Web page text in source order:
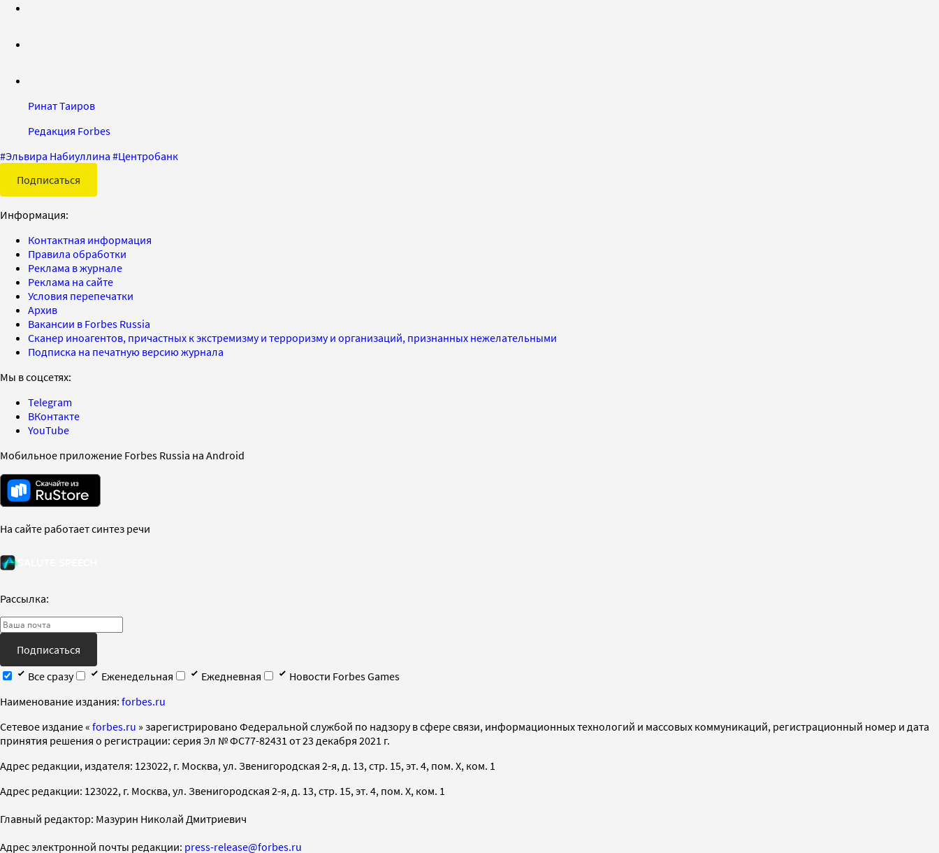
Ринат Таиров
Редакция Forbes
#Эльвира Набиуллина #Центробанк
Подписаться
Информация:
Контактная информация
Правила обработки
Реклама в журнале
Реклама на сайте
Условия перепечатки
Архив
Вакансии в Forbes Russia
Сканер иноагентов, причастных к экстремизму и терроризму и организаций, признанных нежелательными
Подписка на печатную версию журнала
Мы в соцсетях:
Telegram
ВКонтакте
YouTube
Мобильное приложение Forbes Russia на Android
На сайте работает синтез речи
Рассылка:
Подписаться
Все сразу
Еженедельная Ежедневная
Новости Forbes Games
Наименование издания: forbes.ru
Cетевое издание « forbes.ru » зарегистрировано Федеральной службой по надзору в сфере связи, информационных технологий и массовых коммуникаций, регистрационный номер и дата
принятия решения о регистрации: серия Эл № ФС77-82431 от 23 декабря 2021 г.
Адрес редакции, издателя: 123022, г. Москва, ул. Звенигородская 2-я, д. 13, стр. 15, эт. 4, пом. X, ком. 1
Адрес редакции: 123022, г. Москва, ул. Звенигородская 2-я, д. 13, стр. 15, эт. 4, пом. X, ком. 1
Главный редактор: Мазурин Николай Дмитриевич
Адрес электронной почты редакции: press-release@forbes.ru